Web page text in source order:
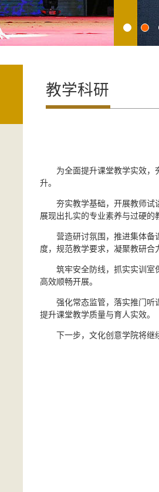
教学科研
为全面提升课堂教学实效
升。
夯实教学基础，开展教师试
展现出扎实的专业素养与过硬的
营造研讨氛围，推进集体
度，规范教学要求，凝聚教研合
筑牢安全防线，抓实实训室
高效顺畅开展。
强化常态监管，落实推门听
提升课堂教学质量与育人实效。
下一步，文化创意学院将